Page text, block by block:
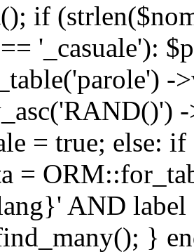
if
'_casuale'):
-
= true; else:
=
AND
}